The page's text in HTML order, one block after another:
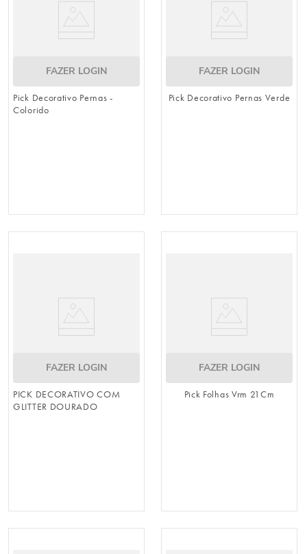
FAZER LOGIN
Pick Decorativo Pernas -
Colorido
FAZER LOGIN
Pick Decorativo Pernas Verde
FAZER LOGIN
PICK DECORATIVO COM
GLITTER DOURADO
FAZER LOGIN
Pick Folhas Vrm 21Cm